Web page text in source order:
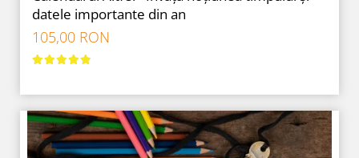
datele importante din an
105,00 RON